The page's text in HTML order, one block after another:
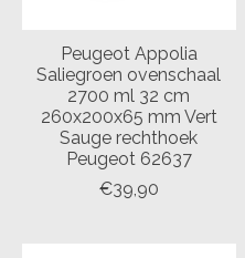
Peugeot Appolia
Saliegroen ovenschaal
2700 ml 32 cm
260x200x65 mm Vert
Sauge rechthoek
Peugeot 62637
€39,90